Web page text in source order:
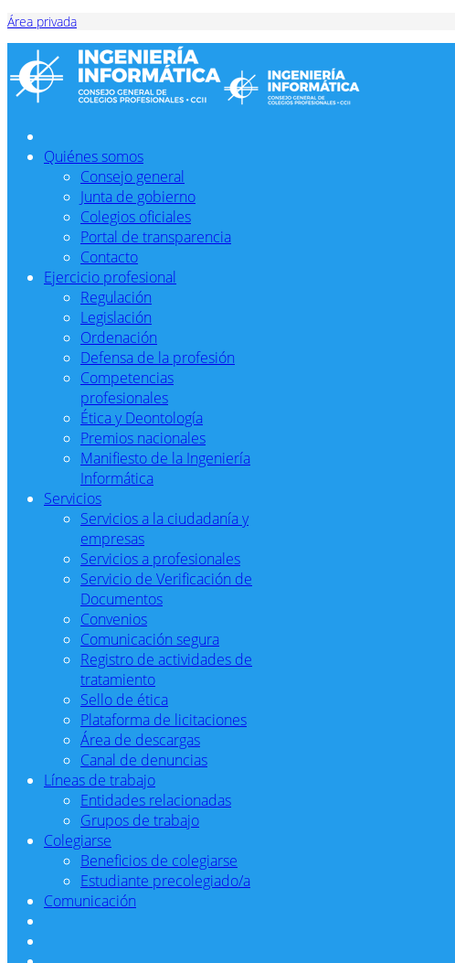
Área privada
Quiénes somos
Consejo general
Junta de gobierno
Colegios oficiales
Portal de transparencia
Contacto
Ejercicio profesional
Regulación
Legislación
Ordenación
Defensa de la profesión
Competencias
profesionales
Ética y Deontología
Premios nacionales
Manifiesto de la Ingeniería
Informática
Servicios
Servicios a la ciudadanía y
empresas
Servicios a profesionales
Servicio de Verificación de
Documentos
Convenios
Comunicación segura
Registro de actividades de
tratamiento
Sello de ética
Plataforma de licitaciones
Área de descargas
Canal de denuncias
Líneas de trabajo
Entidades relacionadas
Grupos de trabajo
Colegiarse
Beneficios de colegiarse
Estudiante precolegiado/a
Comunicación